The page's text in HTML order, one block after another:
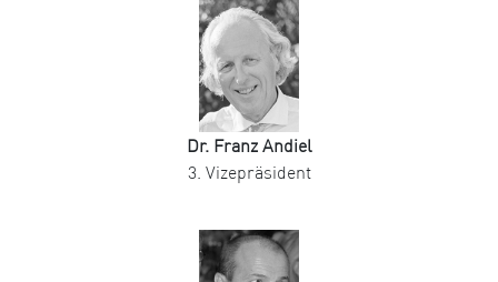
Dr. Franz Andiel
3. Vizepräsident